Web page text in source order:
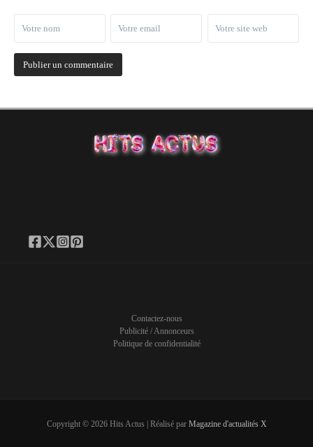
Contactez-nous
Publicité / Annonceurs
Politique de confidentialité
Copyright © 2026 Hits Actus | Réalisé par Magazine d'actualités X